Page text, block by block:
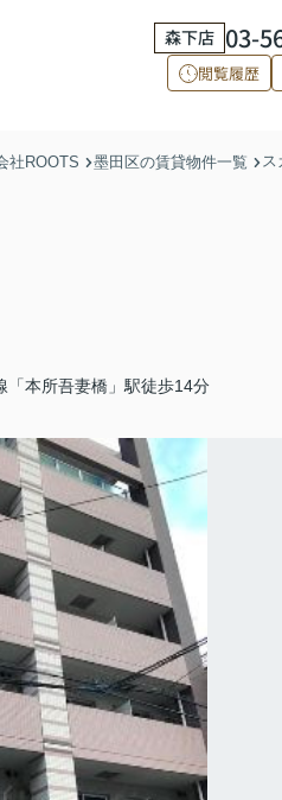
森下店 03-
閲覧履歴
社ROOTS 墨田区の賃貸物件一覧 ス
「本所吾妻橋」駅徒歩14分